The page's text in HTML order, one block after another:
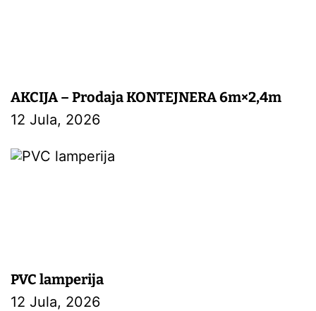
AKCIJA – Prodaja KONTEJNERA 6m×2,4m
12 Jula, 2026
PVC lamperija
12 Jula, 2026